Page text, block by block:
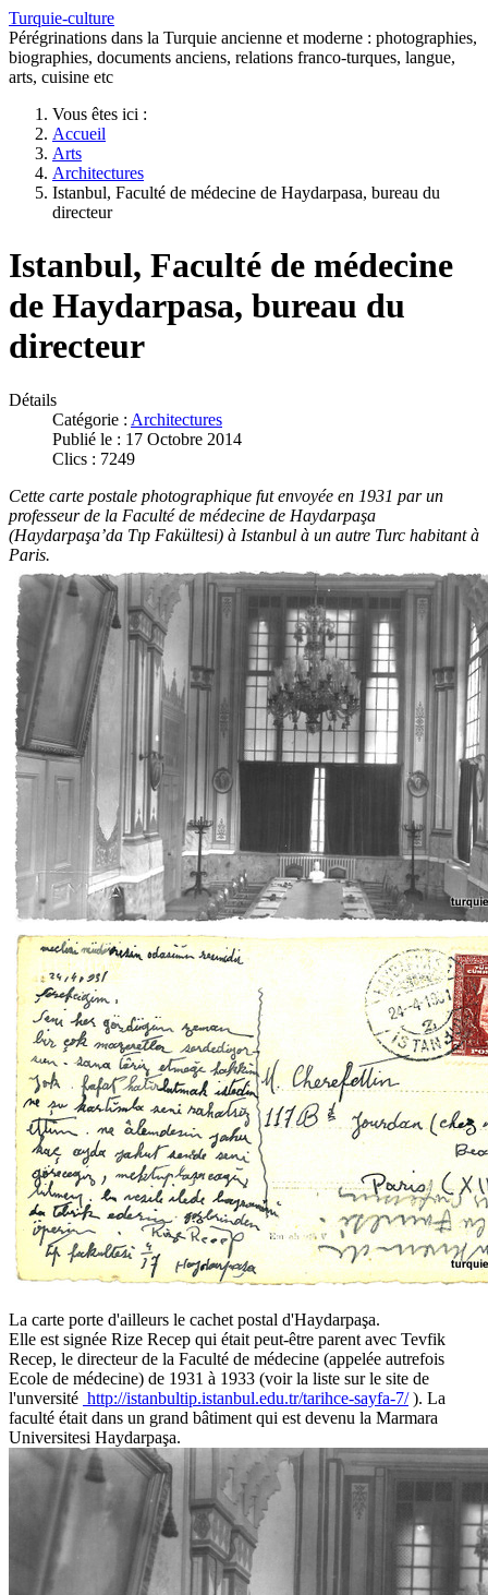
Turquie-culture
Pérégrinations dans la Turquie ancienne et moderne : photographies,
biographies, documents anciens, relations franco-turques, langue,
arts, cuisine etc
Vous êtes ici :
Accueil
Arts
Architectures
Istanbul, Faculté de médecine de Haydarpasa, bureau du
directeur
Istanbul, Faculté de médecine
de Haydarpasa, bureau du
directeur
Détails
Catégorie : Architectures
Publié le : 17 Octobre 2014
Clics : 7249
Cette carte postale photographique fut envoyée en 1931 par un
professeur de la Faculté de médecine de Haydarpaşa
(Haydarpaşa’da Tıp Fakültesi) à Istanbul à un autre Turc habitant à
Paris.
La carte porte d'ailleurs le cachet postal d'Haydarpaşa.
Elle est signée Rize Recep qui était peut-être parent avec Tevfik
Recep, le directeur de la Faculté de médecine (appelée autrefois
Ecole de médecine) de 1931 à 1933 (voir la liste sur le site de
l'unversité http://istanbultip.istanbul.edu.tr/tarihce-sayfa-7/). La
faculté était dans un grand bâtiment qui est devenu la Marmara
Universitesi Haydarpaşa.